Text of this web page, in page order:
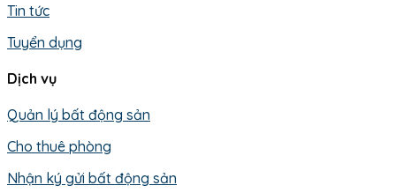
Tin tức
Tuyển dụng
Dịch vụ
Quản lý bất động sản
Cho thuê phòng
Nhận ký gửi bất động sản